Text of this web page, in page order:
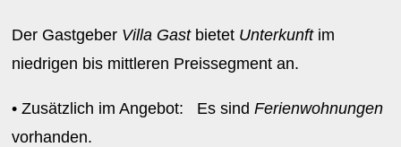
Der Gastgeber Villa Gastbietet Unterkunftim
niedrigen bis mittleren Preissegment an.
• Zusätzlich im Angebot: Es sindFerienwohnungen
vorhanden.